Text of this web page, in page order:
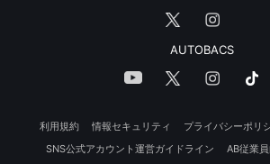
AUTOBACS
利用規約 情報セキュリティ プライバシーポリ
SNS公式アカウント運営ガイドライン
AB従業